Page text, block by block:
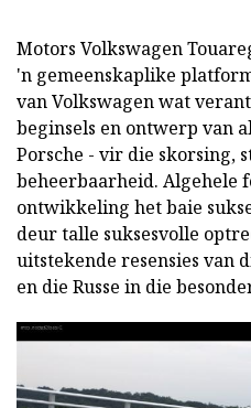
Motors Volkswagen
'n gemeenskaplike
van Volkswagen wat
beginsels en ontwerp van
Porsche - vir die skorsing,
beheerbaarheid. Algehele
ontwikkeling het baie
deur talle suksesvolle
uitstekende resensies van
en die Russe in die